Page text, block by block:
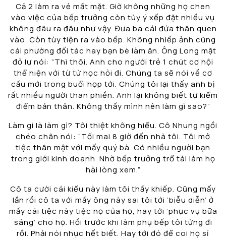
Cả 2 làm ra vẻ mất mặt. Giờ không những họ chen
vào việc của bếp trưởng còn tùy ý xếp đặt nhiều vụ
không đâu ra đâu như vậy. Đưa ba cái đứa thân quen
vào. Còn tùy tiện ra vào bếp. Không nhiếp ảnh cũng
cái phường đối tác hay bạn bè làm ăn. Ông Long mặt
đỏ lự nói: “Thì thôi. Anh cho người trẻ 1 chút cơ hội
thể hiện với từ từ học hỏi đi. Chúng ta sẽ nói về cơ
cấu mới trong buổi họp tới. Chúng tôi lại thấy anh bị
rất nhiều người than phiền. Anh lại không biết tự kiểm
điểm bản thân. Không thấy mình nên làm gì sao?”
Làm gì là làm gì? Tôi thiệt không hiểu. Cô Nhung ngồi
chéo chân nói: “Tối mai 8 giờ đến nhà tôi. Tôi mở
tiệc thân mật với mấy quý bà. Có nhiều người bạn
trong giới kinh doanh. Nhờ bếp trưởng trổ tài làm họ
hài lòng xem.”
Cô ta cười cái kiểu này làm tôi thấy khiếp. Cũng mấy
lần rồi cô ta với mấy ông này sai tôi tới ‘biễu diễn’ ở
mấy cái tiệc này tiệc nọ của họ, hay tới ‘phục vụ bữa
sáng’ cho họ. Hồi trước khi làm phụ bếp tôi từng đi
rồi. Phải nói nhục hết biết. Hay tới đó để coi họ sỉ